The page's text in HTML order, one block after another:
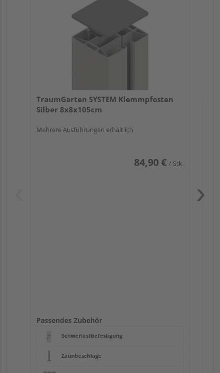
TraumGarten SYSTEM Klemmpfosten
Silber 8x8x105cm
Mehrere Ausführungen erhältlich
84,90 € / Stk.
Passendes Zubehör
Schwerlastbefestigung
Zaunbeschläge